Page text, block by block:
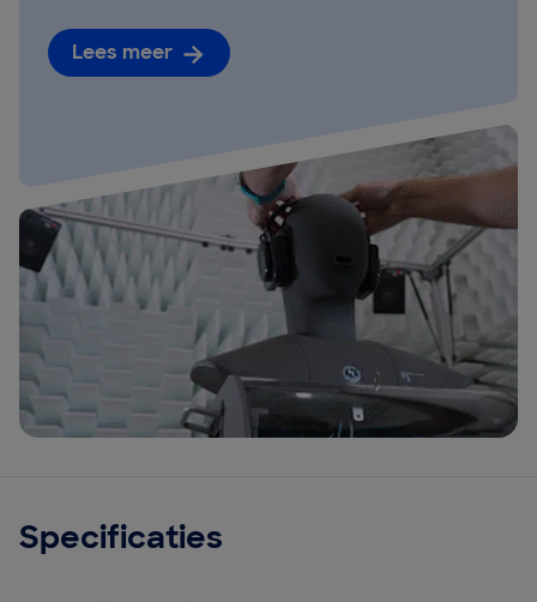
Lees meer
Specificaties